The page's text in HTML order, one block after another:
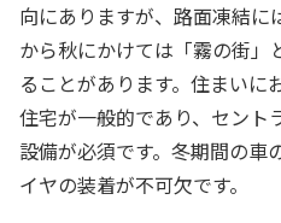
向にありますが、路面凍結に
から秋にかけては「霧の街」
ることがあります。住まいに
住宅が一般的であり、セント
設備が必須です。冬期間の車
イヤの装着が不可欠です。